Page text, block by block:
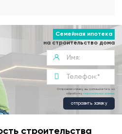
Семейная ипотека
на строительство дома
Отправляя заявку, вы соглашаетесь на
обработку персональных данных
отправить заявку
строительства